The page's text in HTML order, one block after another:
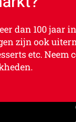
dan 100 jaar
zijn ook
etc.